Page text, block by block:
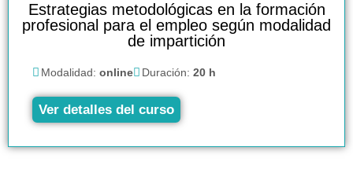
Estrategias metodológicas en la formación
profesional para el empleo según modalidad
de impartición
Modalidad: online Duración: 20 h
Ver detalles del curso